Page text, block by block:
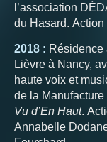
l’association
du Hasard.
2018 : Résidence
Lièvre à Nancy,
haute voix et
de la
Vu d’En Haut.
Annabelle